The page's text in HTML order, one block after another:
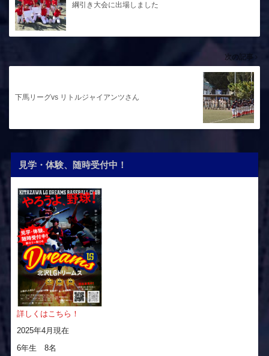
綱引き大会に出場しました
次の記事
下馬リーグvs リトルジャイアンツさん
見学・体験、随時受付中！
詳しくはこちら！
2025年4月現在
6年生 8名